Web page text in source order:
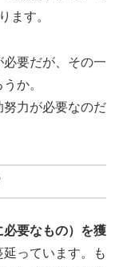
ます。
必要だが、その一
か。
努力が必要なのだ
必要なもの）を獲
っています。も